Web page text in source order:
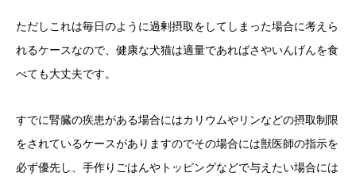
ただしこれは毎日のように過剰摂取をしてしまった場合に考えら
れるケースなので、健康な犬猫は適量であればさやいんげんを食
べても大丈夫です。
すでに腎臓の疾患がある場合にはカリウムやリンなどの摂取制限
をされているケースがありますのでその場合には獣医師の指示を
必ず優先し、手作りごはんやトッピングなどで与えたい場合には